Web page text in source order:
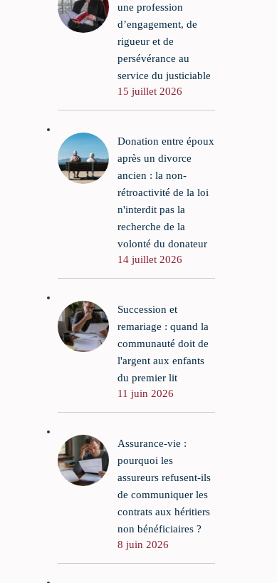
une profession
d’engagement, de
rigueur et de
persévérance au
service du justiciable
15 juillet 2026
Donation entre époux
après un divorce
ancien : la non-
rétroactivité de la loi
n'interdit pas la
recherche de la
volonté du donateur
14 juillet 2026
Succession et
remariage : quand la
communauté doit de
l'argent aux enfants
du premier lit
11 juin 2026
Assurance-vie :
pourquoi les
assureurs refusent-ils
de communiquer les
contrats aux héritiers
non bénéficiaires ?
8 juin 2026